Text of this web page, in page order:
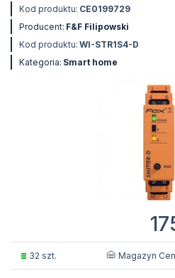
Kod produktu: CE0199729
Producent: F&F Filipowski
Kod produktu: WI-STR1S4-D
Kategoria: Smart home
32 szt. Magazyn